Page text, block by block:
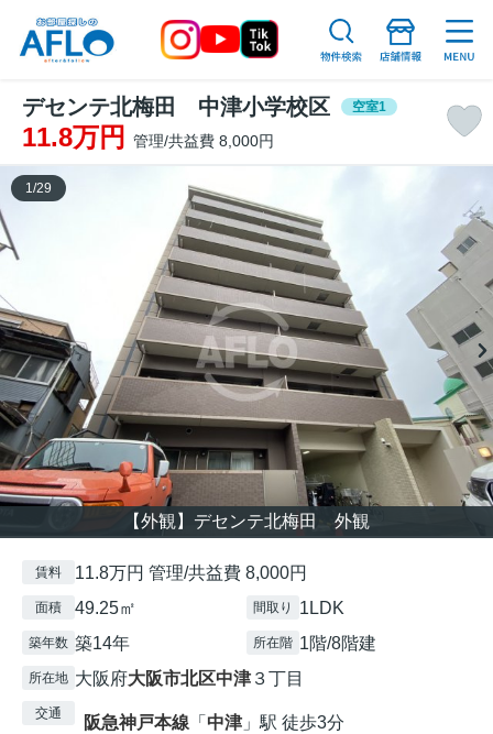
デセンテ北梅田 中津小学校区 空室1
11.8万円 管理/共益費 8,000円
【外観】デセンテ北梅田 外観
1 /29
賃料 11.8万円 管理/共益費 8,000円
面積 49.25㎡ 間取り 1LDK
築年数 築14年 所在階 1階/8階建
所在地 大阪府大阪市北区中津 ３丁目
交通 阪急神戸本線 「 中津 」駅 徒歩3分